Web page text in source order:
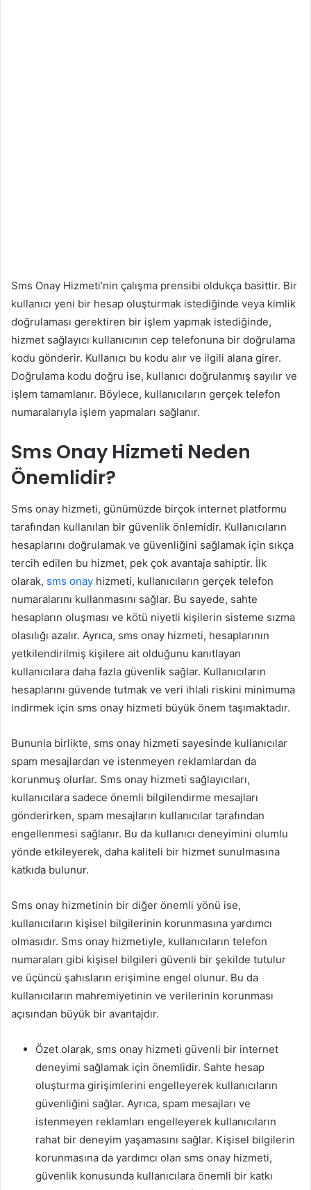
Sms Onay Hizmeti’nin çalışma prensibi oldukça basittir. Bir
kullanıcı yeni bir hesap oluşturmak istediğinde veya kimlik
doğrulaması gerektiren bir işlem yapmak istediğinde,
hizmet sağlayıcı kullanıcının cep telefonuna bir doğrulama
kodu gönderir. Kullanıcı bu kodu alır ve ilgili alana girer.
Doğrulama kodu doğru ise, kullanıcı doğrulanmış sayılır ve
işlem tamamlanır. Böylece, kullanıcıların gerçek telefon
numaralarıyla işlem yapmaları sağlanır.
Sms Onay Hizmeti Neden
Önemlidir?
Sms onay hizmeti, günümüzde birçok internet platformu
tarafından kullanılan bir güvenlik önlemidir. Kullanıcıların
hesaplarını doğrulamak ve güvenliğini sağlamak için sıkça
tercih edilen bu hizmet, pek çok avantaja sahiptir. İlk
olarak, sms onay hizmeti, kullanıcıların gerçek telefon
numaralarını kullanmasını sağlar. Bu sayede, sahte
hesapların oluşması ve kötü niyetli kişilerin sisteme sızma
olasılığı azalır. Ayrıca, sms onay hizmeti, hesaplarının
yetkilendirilmiş kişilere ait olduğunu kanıtlayan
kullanıcılara daha fazla güvenlik sağlar. Kullanıcıların
hesaplarını güvende tutmak ve veri ihlali riskini minimuma
indirmek için sms onay hizmeti büyük önem taşımaktadır.
Bununla birlikte, sms onay hizmeti sayesinde kullanıcılar
spam mesajlardan ve istenmeyen reklamlardan da
korunmuş olurlar. Sms onay hizmeti sağlayıcıları,
kullanıcılara sadece önemli bilgilendirme mesajları
gönderirken, spam mesajların kullanıcılar tarafından
engellenmesi sağlanır. Bu da kullanıcı deneyimini olumlu
yönde etkileyerek, daha kaliteli bir hizmet sunulmasına
katkıda bulunur.
Sms onay hizmetinin bir diğer önemli yönü ise,
kullanıcıların kişisel bilgilerinin korunmasına yardımcı
olmasıdır. Sms onay hizmetiyle, kullanıcıların telefon
numaraları gibi kişisel bilgileri güvenli bir şekilde tutulur
ve üçüncü şahısların erişimine engel olunur. Bu da
kullanıcıların mahremiyetinin ve verilerinin korunması
açısından büyük bir avantajdır.
Özet olarak, sms onay hizmeti güvenli bir internet
deneyimi sağlamak için önemlidir. Sahte hesap
oluşturma girişimlerini engelleyerek kullanıcıların
güvenliğini sağlar. Ayrıca, spam mesajları ve
istenmeyen reklamları engelleyerek kullanıcıların
rahat bir deneyim yaşamasını sağlar. Kişisel bilgilerin
korunmasına da yardımcı olan sms onay hizmeti,
güvenlik konusunda kullanıcılara önemli bir katkı